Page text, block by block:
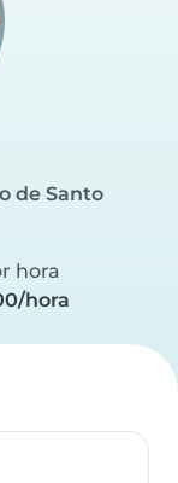
de Santo
hora
hora